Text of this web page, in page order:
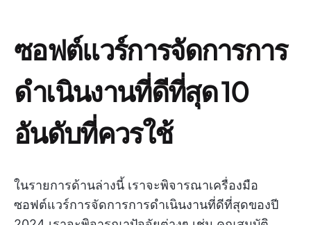
ซอฟต์แวร์การจัดการการ
ดำเนินงานที่ดีที่สุด 10
อันดับที่ควรใช้
ในรายการด้านล่างนี้ เราจะพิจารณาเครื่องมือ
ซอฟต์แวร์การจัดการการดำเนินงานที่ดีที่สุดของปี